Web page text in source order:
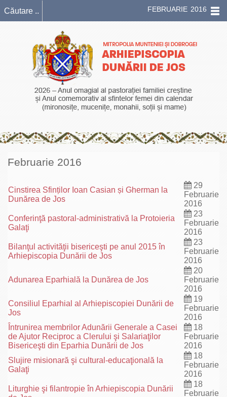
FEBRUARIE 2016
Februarie 2016
Cinstirea Sfinților Ioan Casian și Gherman la
Dunărea de Jos
29
Februarie
2016
Conferinţă pastoral-administrativă la Protoieria
Galaţi
23
Februarie
2016
Bilanţul activităţii bisericeşti pe anul 2015 în
Arhiepiscopia Dunării de Jos
23
Februarie
2016
Adunarea Eparhială la Dunărea de Jos
20
Februarie
2016
Consiliul Eparhial al Arhiepiscopiei Dunării de
Jos
19
Februarie
2016
Întrunirea membrilor Adunării Generale a Casei
de Ajutor Reciproc a Clerului şi Salariaţilor
Bisericeşti din Eparhia Dunării de Jos
18
Februarie
2016
Slujire misionară şi cultural-educaţională la
Galaţi
18
Februarie
2016
Liturghie şi filantropie în Arhiepiscopia Dunării
18
Februarie